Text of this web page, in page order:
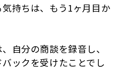
持ちは、もう1ヶ月目か
自分の商談を録音し、
ックを受けたことでし